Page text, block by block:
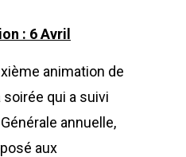
: 6 Avril
animation de
soirée qui a suivi
annuelle,
aux